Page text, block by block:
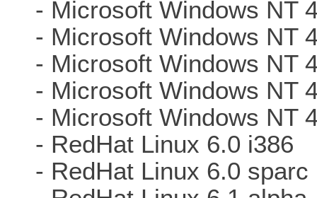
- Microsoft Windows NT
- Microsoft Windows NT
- Microsoft Windows NT
- Microsoft Windows NT
- Microsoft Windows NT
- RedHat Linux 6.0 i386
- RedHat Linux 6.0 sparc